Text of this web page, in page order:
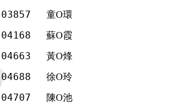
03857 童O環
04168 蘇O霞
04663 黃O烽
04688 徐O玲
04707 陳O池